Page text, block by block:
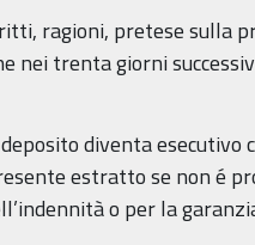
ragioni, pretese sulla
nei trenta giorni
diventa esecutivo
estratto se non é
o per la